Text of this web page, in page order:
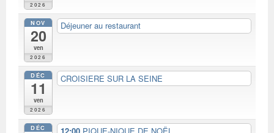
2026
NOV
20
ven
2026
Déjeuner au restaurant
DÉC
11
ven
2026
CROISIERE SUR LA SEINE
DÉC